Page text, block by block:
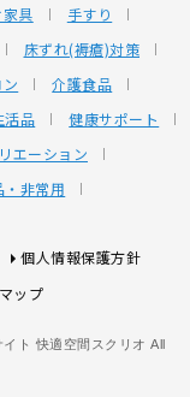
具
手すり
床ずれ(褥瘡)対策
介護食品
活品
健康サポート
エーション
・非常用
個人情報保護方針
ップ
ト 快適空間スクリオ All